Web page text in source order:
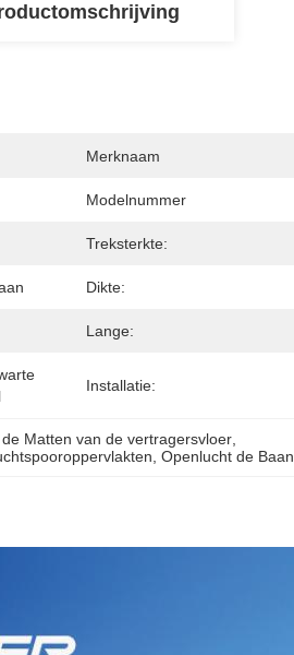
Merknaam
Modelnummer
Treksterkte:
Dikte:
Lange:
Installatie:
Matten van de vertragersvloer
, Openlucht de